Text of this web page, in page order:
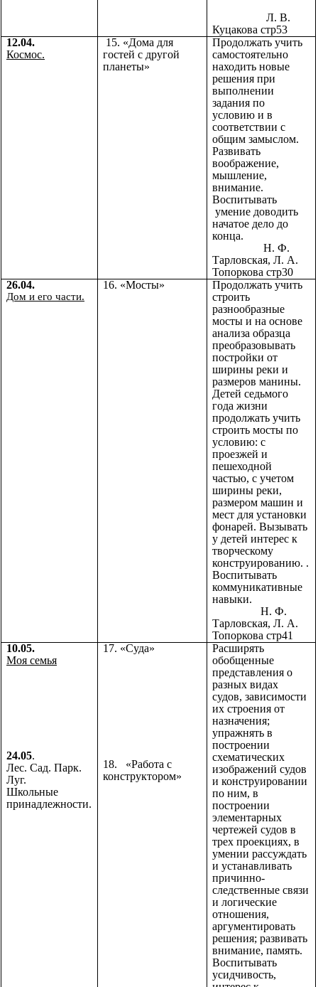
Л. В.
Куцакова стр53
12.04.
Космос.
15. «Дома для
гостей с другой
планеты»
Продолжать учить
самостоятельно
находить новые
решения при
выполнении
задания по
условию и в
соответствии с
общим замыслом.
Развивать
воображение,
мышление,
внимание.
Воспитывать
умение доводить
начатое дело до
конца.
Н. Ф.
Тарловская, Л. А.
Топоркова стр30
26.04.
Дом и его части.
16. «Мосты»
Продолжать учить
строить
разнообразные
мосты и на основе
анализа образца
преобразовывать
постройки от
ширины реки и
размеров манины.
Детей седьмого
года жизни
продолжать учить
строить мосты по
условию: с
проезжей и
пешеходной
частью, с учетом
ширины реки,
размером машин и
мест для установки
фонарей. Вызывать
у детей интерес к
творческому
конструированию. .
Воспитывать
коммуникативные
навыки.
Н. Ф.
Тарловская, Л. А.
Топоркова стр41
10.05.
Моя семья
24.05.
Лес. Сад. Парк.
Луг.
Школьные
принадлежности.
17. «Суда»
18. «Работа с
конструктором»
Расширять
обобщенные
представления о
разных видах
судов, зависимости
их строения от
назначения;
упражнять в
построении
схематических
изображений судов
и конструировании
по ним, в
построении
элементарных
чертежей судов в
трех проекциях, в
умении рассуждать
и устанавливать
причинно-
следственные связи
и логические
отношения,
аргументировать
решения; развивать
внимание, память.
Воспитывать
усидчивость,